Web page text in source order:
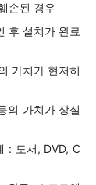
손된 경우
후 설치가 완료
가치가 현저히
의 가치가 상실
: 도서, DVD, C